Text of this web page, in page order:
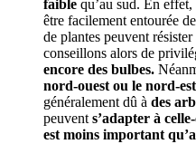
faible qu’au sud. En effet,
être facilement entourée
de plantes peuvent
conseillons alors de
encore des bulbes.
nord-ouest ou le nord-
généralement dû à des
peuvent s’adapter à
est moins important